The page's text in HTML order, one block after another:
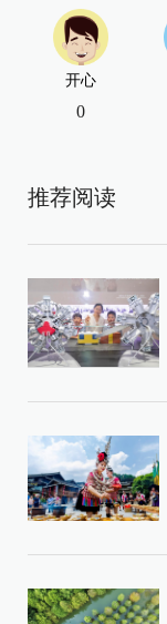
开心
0
推荐阅读